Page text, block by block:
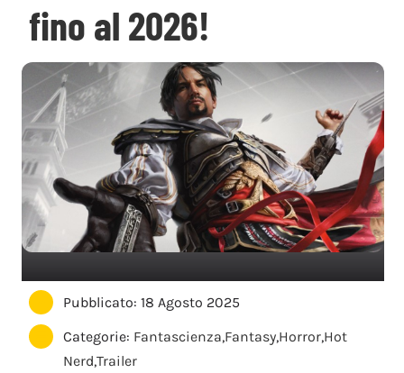
fino al 2026!
Pubblicato: 18 Agosto 2025
Categorie: Fantascienza,Fantasy,Horror,Hot
Nerd,Trailer